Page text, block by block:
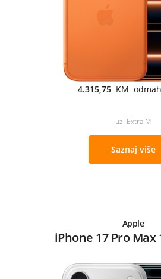
4.315,75 KM odmah
uz Extra M
Saznaj više
Apple
iPhone 17 Pro Max